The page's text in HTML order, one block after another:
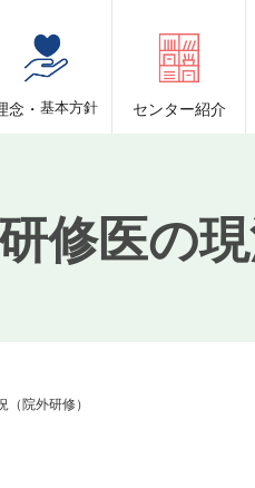
念・ 基本方針 センター紹介
修医の
院外研修）